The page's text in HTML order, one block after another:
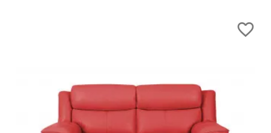
favorite_border